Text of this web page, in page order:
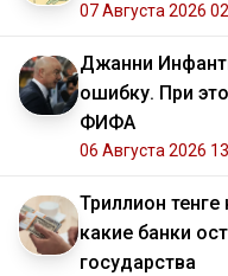
07 Августа 2026
Джанни
ошибку. При
ФИФА
06 Августа 2026
Триллион
какие банки
государства